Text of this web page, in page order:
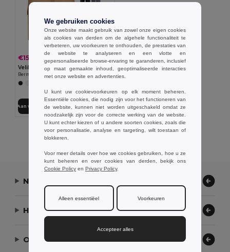
€15.62 -34%
Velilla 36115
Bermuda in keperstof met meerdere zakken (200g/m²), van katoen (35%) en polyester (65%)
Aan winkelwagen toevoegen
Alle Producten Tonen.
Neem contact op
Hulp nodig?
Ons bedrijf
We gebruiken cookies
Onze website maakt gebruik van zowel onze eigen cookies
als cookies van derden om de algehele functionaliteit te
verbeteren, uw voorkeuren te onthouden, de prestaties van
de website te analyseren en een vlotte en
gepersonaliseerde browse-ervaring te garanderen, inclusief
op maat gemaakte inhoud, geoptimaliseerde interacties
met onze website en advertenties.
U kunt uw cookievoorkeuren op elk moment beheren.
Essentiële cookies, die nodig zijn voor het functioneren van
de website, kunnen niet worden uitgeschakeld omdat ze
noodzakelijk zijn voor de correcte werking van de website.
U kunt echter kiezen of u andere soorten cookies, zoals die
voor personalisatie, analyse en targeting, wilt toestaan of
blokkeren.
Voor meer details over hoe we cookies gebruiken, hoe u ze
kunt beheren en over cookies van derden, bekijk ons
Cookie Policy en Privacy Policy.
Alleen essentiëel Voorkeuren
Accepteer alles